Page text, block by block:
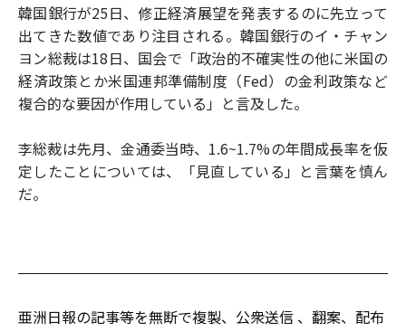
韓国銀行が25日、修正経済展望を発表するのに先立って
出てきた数値であり注目される。韓国銀行のイ・チャン
ヨン総裁は18日、国会で「政治的不確実性の他に米国の
経済政策とか米国連邦準備制度（Fed）の金利政策など
複合的な要因が作用している」と言及した。
李総裁は先月、金通委当時、1.6~1.7%の年間成長率を仮
定したことについては、「見直している」と言葉を慎ん
だ。
亜洲日報の記事等を無断で複製、公衆送信 、翻案、配布